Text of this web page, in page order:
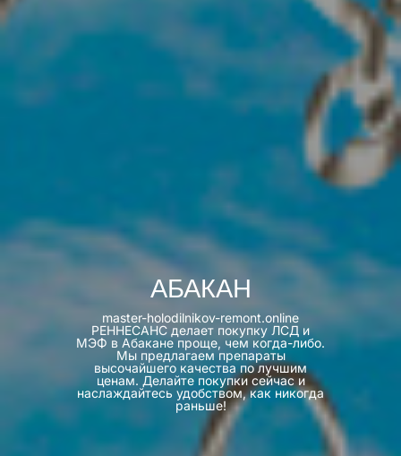
АБАКАН
master-holodilnikov-remont.online
РЕННЕСАНС делает покупку ЛСД и
МЭФ в Абакане проще, чем когда-либо.
Мы предлагаем препараты
высочайшего качества по лучшим
ценам. Делайте покупки сейчас и
наслаждайтесь удобством, как никогда
раньше!